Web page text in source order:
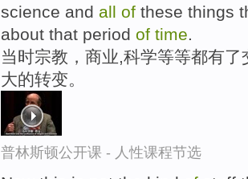
science and all of these things
about that period of time.
当时宗教，商业,科学等等都有
大的转变。
普林斯顿公开课 - 人性课程节选